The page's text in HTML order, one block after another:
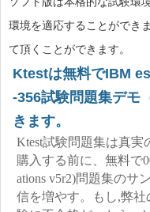
環境を適応することができ
て頂くことができます。
Ktestは無料でIBM
-356試験問題集デモ
きます。
Ktest試験問題集は真
購入する前に、無料で
ations v5r2)問題集のサ
信を増やす。もし,弊社